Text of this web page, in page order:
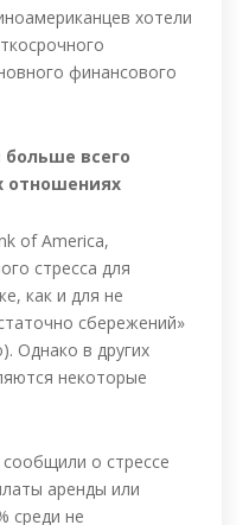
хотели
финансового
всего
отношениях
of America,
стресса для
как и для не
сбережений»
Однако в других
некоторые
о стрессе
аренды или
среди не